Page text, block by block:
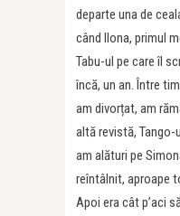
departe una de
când Ilona, primul
Tabu-ul pe care îl
încă, un an. Între
am divorțat, am
altă revistă,
am alături pe
reîntâlnit, aproape
Apoi era cât p’aci